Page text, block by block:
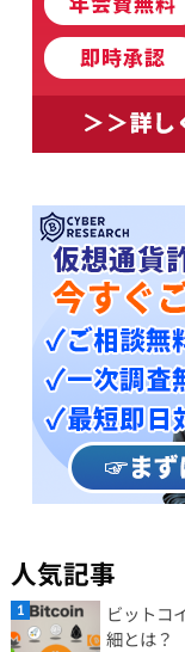
人気記事
ビットコ
細とは？